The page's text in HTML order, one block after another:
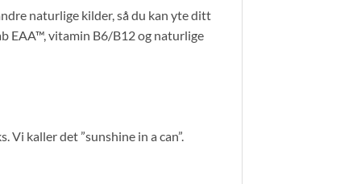
naturlige kilder, så du kan yte ditt
EAA™, vitamin B6/B12 og naturlige
Vi kaller det ”sunshine in a can”.